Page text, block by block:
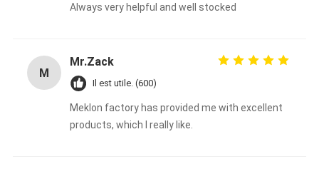
Always very helpful and well stocked
M
Mr.Zack
Il est utile. (600)
Meklon factory has provided me with excellent
products, which I really like.